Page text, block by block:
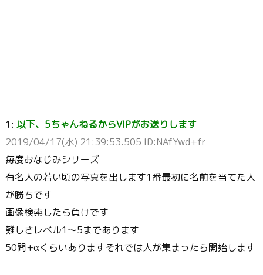
1: 以下、5ちゃんねるからVIPがお送りします
2019/04/17(水) 21:39:53.505 ID:NAfYwd+fr
毎度おなじみシリーズ
有名人の若い頃の写真を出します1番最初に名前を当てた人
が勝ちです
画像検索したら負けです
難しさレベル1～5まであります
50問+αくらいありますそれでは人が集まったら開始します